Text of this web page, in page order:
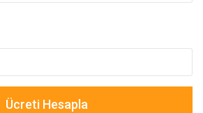
Ücreti Hesapla